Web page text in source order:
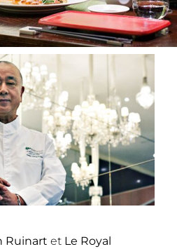
Ruinart et Le Royal